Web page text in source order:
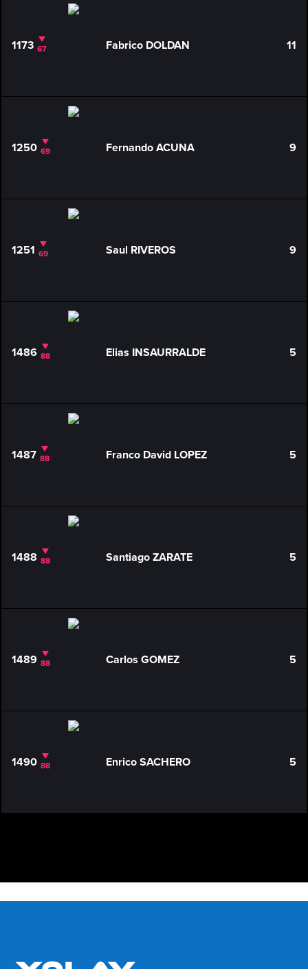
1173 67 Fabrico DOLDAN 11
1250 69 Fernando ACUNA 9
1251 69 Saul RIVEROS 9
1486 88 Elias INSAURRALDE 5
1487 88 Franco David LOPEZ 5
1488 88 Santiago ZARATE 5
1489 88 Carlos GOMEZ 5
1490 88 Enrico SACHERO 5